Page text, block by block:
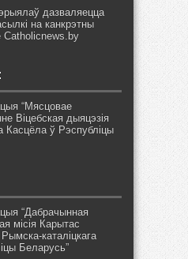
дазваляецца
на канкрэтны
Catholicnews.by
“Мясцовае
Віцебская дыяцэзія
Касцёла ў Рэспубліцы
“Дабрачынная
місія Карытас
Рымска-каталіцкага
Беларусь”